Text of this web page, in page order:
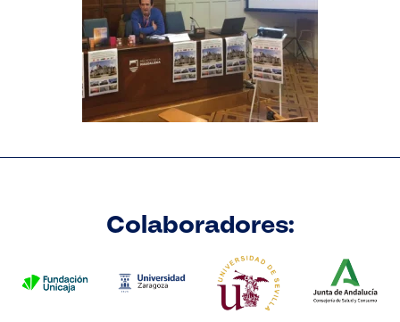
Colaboradores: